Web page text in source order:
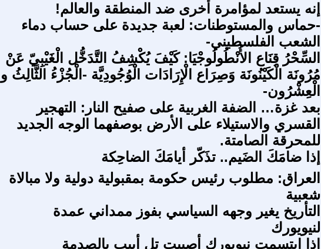
إنه يستعد لمؤامرة أخرى ضد المنطقة والعالم!
-حماس والمستوطنات: لعبة جديدة على حساب دماء
الشعب الفلسطيني-
السِّحْرُ قِنَاع الأُنْطُولُوجْيَا: كَيْفَ يُكْشِفُ التَّدَخُّل الْغَيْبِيّ عَنْ
مُرُونَة الْكَيْنُونَة وَصِرَاع الْإِرَادَات الْوُجُودِيَّة -الْجُزْءُ الثَّالِثُ و
الْعِشْرُون-
بعد غزة… الضفة الغربية على صفيح النار: التهجير
القسري والاستيلاء على الأرض بوصفهما الوجه الجديد
للمحرقة الصامتة.
إذا ضامَكَ الضَيم.. تذَكّر أيامَكَ الضاحِكة
العراق: مطلوب رئيس حكومة بمقبولية دولية ولا مبالاة
شعبية
التأريخ يغير وجهه السياسي بفوز ممداني عمدة
لنيويورك
اذا ابتسمت نيويورك أصيبت تل أبيب بالصدمة